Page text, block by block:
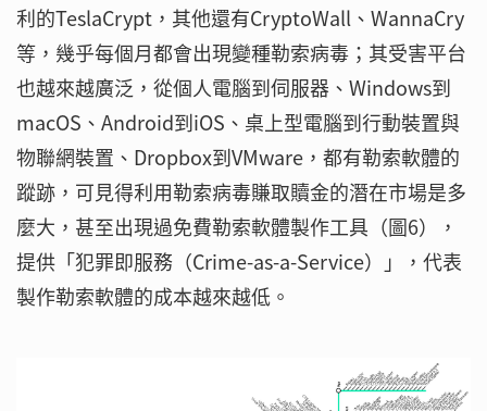
利的TeslaCrypt，其他還有CryptoWall、WannaCry
等，幾乎每個月都會出現變種勒索病毒；其受害平台
也越來越廣泛，從個人電腦到伺服器、Windows到
macOS、Android到iOS、桌上型電腦到行動裝置與
物聯網裝置、Dropbox到VMware，都有勒索軟體的
蹤跡，可見得利用勒索病毒賺取贖金的潛在市場是多
麼大，甚至出現過免費勒索軟體製作工具（圖6），
提供「犯罪即服務（Crime-as-a-Service）」，代表
製作勒索軟體的成本越來越低。